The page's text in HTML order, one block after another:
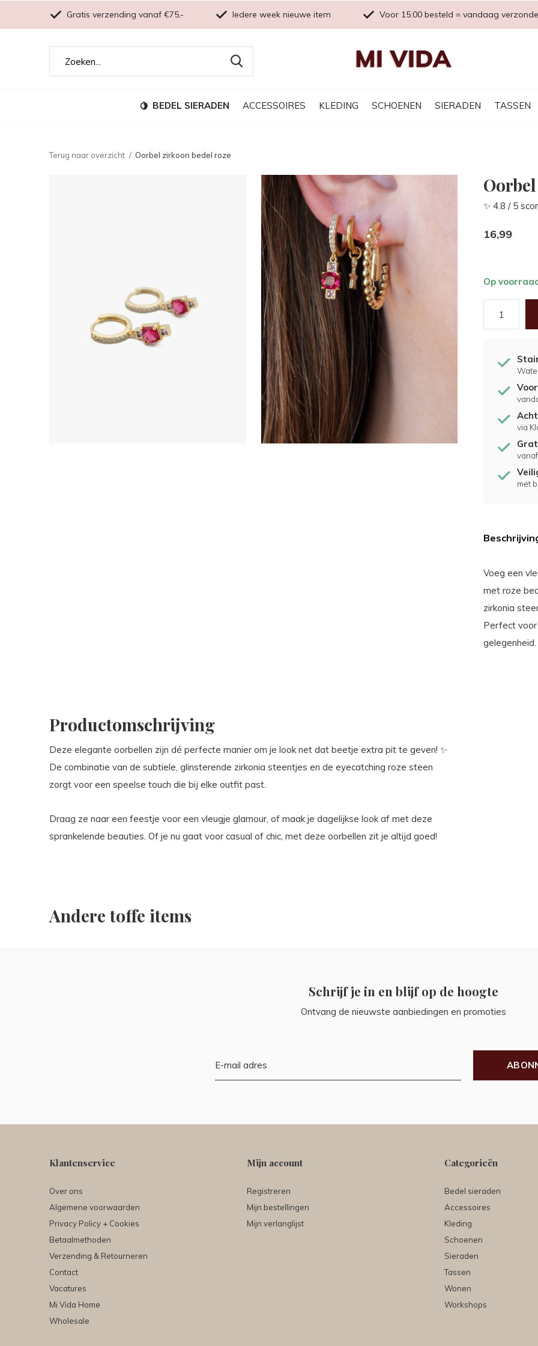
BEDEL SIERADEN ACCESSOIRES KLEDING SCHOENEN SIERADEN TASSEN
Gratis verzending vanaf €75,- Iedere week nieuwe item Voor 15:00 besteld = vandaag
Terug naar overzicht Oorbel zirkoon bedel roze
✨ 4.8 / 5
16,99
Op
via
met
Voeg een
met roze
zirkonia
Perfect voor
gelegenheid.
Productomschrijving
Deze elegante oorbellen zijn dé perfecte manier om je look net dat beetje extra pit te geven! ✨
De combinatie van de subtiele, glinsterende zirkonia steentjes en de eyecatching roze steen
zorgt voor een speelse touch die bij elke outfit past.
Draag ze naar een feestje voor een vleugje glamour, of maak je dagelijkse look af met deze
sprankelende beauties. Of je nu gaat voor casual of chic, met deze oorbellen zit je altijd goed!
Andere toffe items
Schrijf je in en blijf op de hoogte
Ontvang de nieuwste aanbiedingen en promoties
Klantenservice
Over ons
Algemene voorwaarden
Privacy Policy + Cookies
Betaalmethoden
Verzending & Retourneren
Contact
Vacatures
Mi Vida Home
Wholesale
Mijn account
Registreren
Mijn bestellingen
Mijn verlanglijst
Categorieën
Bedel sieraden
Accessoires
Kleding
Schoenen
Sieraden
Tassen
Wonen
Workshops